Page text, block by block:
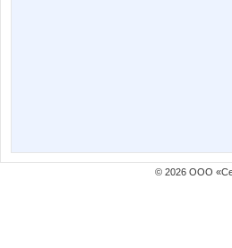
© 2026 ООО